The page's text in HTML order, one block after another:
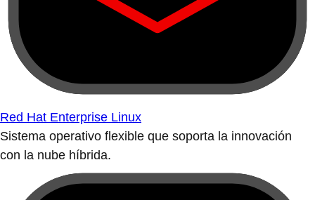
Red Hat Enterprise Linux
Sistema operativo flexible que soporta la innovación
con la nube híbrida.